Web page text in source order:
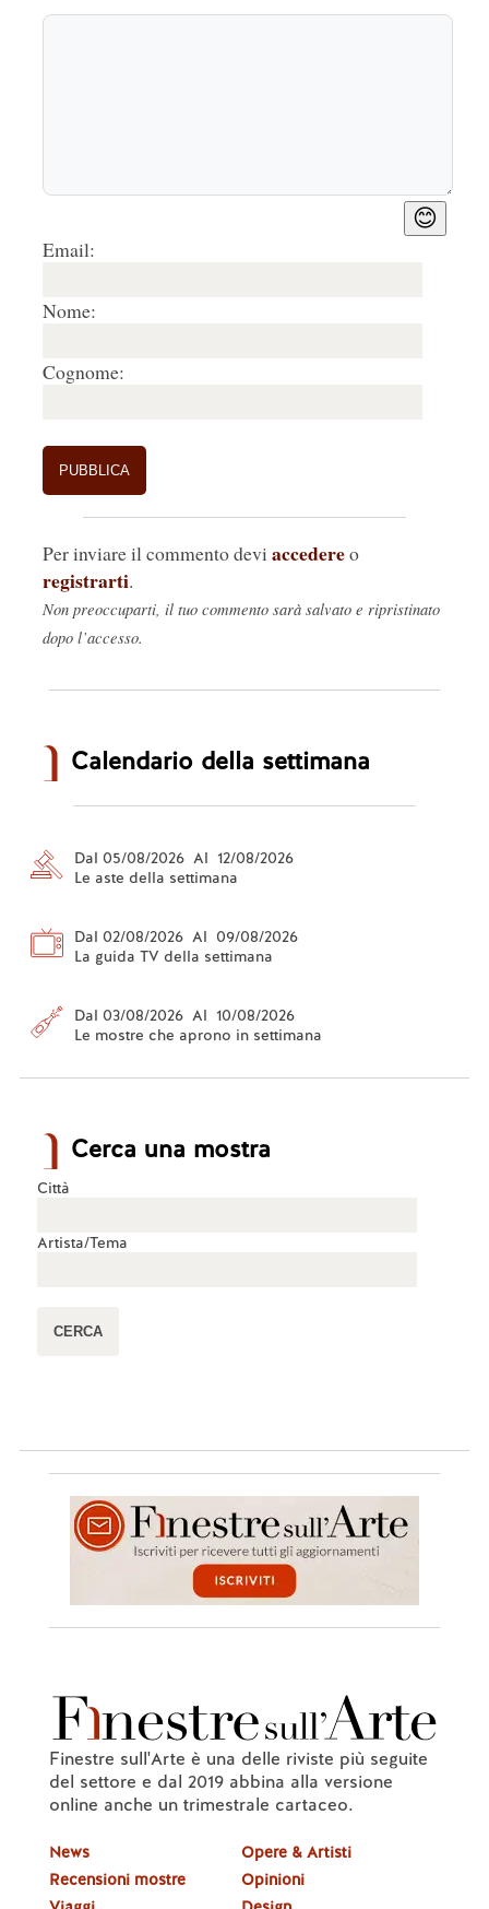
😊
Email:
Nome:
Cognome:
Per inviare il commento devi accedereo
registrarti.
Non preoccuparti, il tuo commento sarà salvato e ripristinato
dopo l’accesso.
Calendario della settimana
Dal 05/08/2026 Al 12/08/2026
Le aste della settimana
Dal 02/08/2026 Al 09/08/2026
La guida TV della settimana
Dal 03/08/2026 Al 10/08/2026
Le mostre che aprono in settimana
Cerca una mostra
Città
Artista/Tema
Finestre sull'Arte è una delle riviste più seguite
del settore e dal 2019 abbina alla versione
online anche un trimestrale cartaceo.
News
Recensioni mostre
Opere & Artisti
Opinioni